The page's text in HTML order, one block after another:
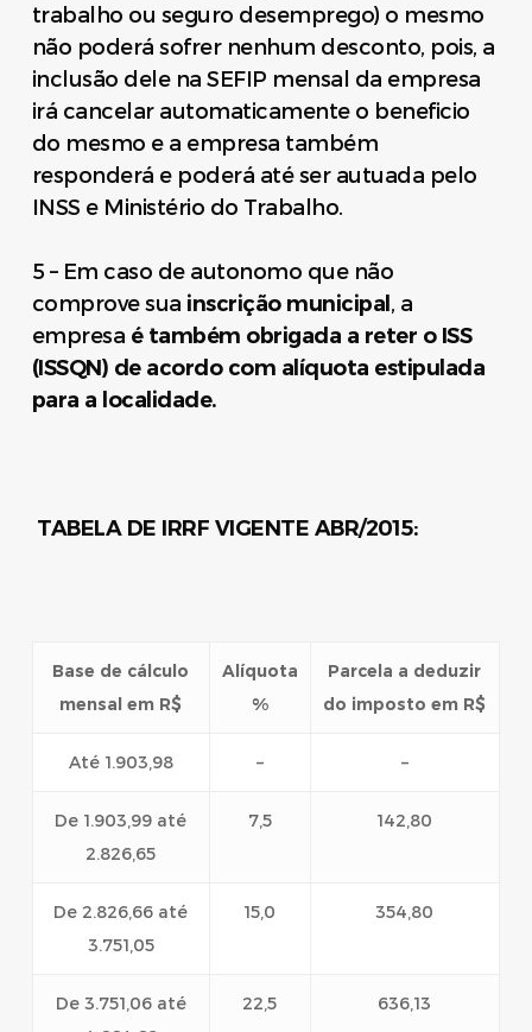
trabalho ou seguro desemprego) o mesmo
não poderá sofrer nenhum desconto, pois, a
inclusão dele na SEFIP mensal da empresa
irá cancelar automaticamente o beneficio
do mesmo e a empresa também
responderá e poderá até ser autuada pelo
INSS e Ministério do Trabalho.
5 – Em caso de autonomo que não
comprove sua inscrição municipal , a
empresa é também obrigada a reter o ISS
(ISSQN) de acordo com alíquota estipulada
para a localidade.
TABELA DE IRRF VIGENTE ABR/2015:
Base de cálculo
mensal em R$
Alíquota
%
Parcela a deduzir
do imposto em R$
Até 1.903,98 – –
De 1.903,99 até
2.826,65
7,5 142,80
De 2.826,66 até
3.751,05
15,0 354,80
De 3.751,06 até
22,5 636,13